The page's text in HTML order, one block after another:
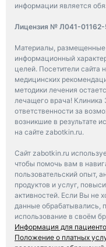
информации является
Лицензия № Л041-
Материалы, размещенные
информационный
целей. Посетители сайта
медицинских
методики лечения
лечащего врача!
ответственности за
возникшие в результате
на сайте zabotkin.ru.
Сайт zabotkin.ru
чтобы помочь вам в
пользовательский опыт,
продуктов и услуг,
активностей. Если Вы не
данные обрабатывались,
использование в своём
Информация для
Положение о платных